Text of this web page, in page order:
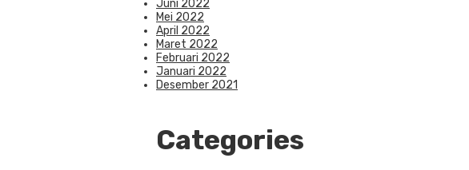
Juni 2022
Mei 2022
April 2022
Maret 2022
Februari 2022
Januari 2022
Desember 2021
Categories